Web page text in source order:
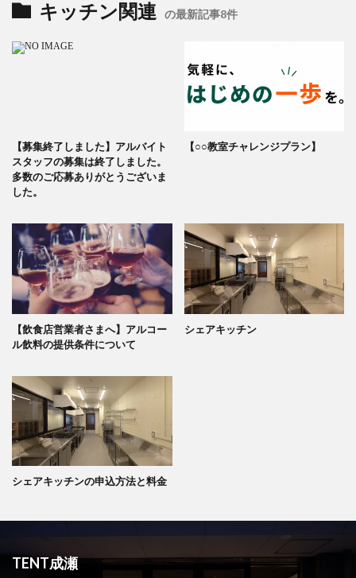
キッチン関連 の最新記事8件
【募集終了しました】アルバイト
スタッフの募集は終了しました。
多数のご応募ありがとうございま
した。
【○○教室チャレンジプラン】
【飲食店営業者さまへ】アルコー
ル飲料の提供条件について
シェアキッチン
シェアキッチンの申込方法と料金
TENT成瀬